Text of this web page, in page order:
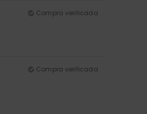
Compra verificada
Compra verificada